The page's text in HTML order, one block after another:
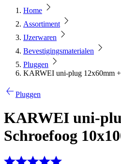
Home
Assortiment
IJzerwaren
Bevestigingsmaterialen
Pluggen
KARWEI uni-plug 12x60mm
Pluggen
KARWEI uni-
Schroefoog